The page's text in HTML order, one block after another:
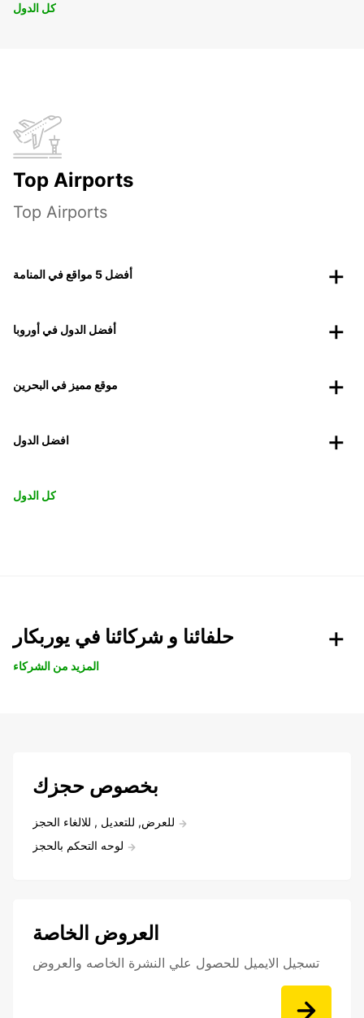
كل الدول
Top Airports
Top Airports
أفضل 5 مواقع في المنامة
أفضل الدول في أوروبا
موقع مميز في البحرين
افضل الدول
كل الدول
حلفائنا و شركائنا في يوربكار
المزيد من الشركاء
بخصوص حجزك
للعرض, للتعديل , للالغاء الحجز
لوحه التحكم بالحجز
العروض الخاصة
تسجيل الايميل للحصول علي النشرة الخاصه والعروض